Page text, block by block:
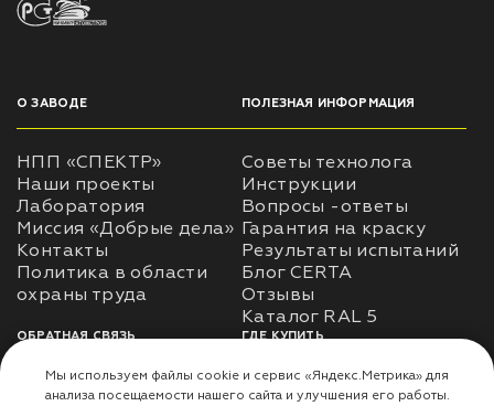
О ЗАВОДЕ
НПП «СПЕКТР»
Наши проекты
Лаборатория
Миссия «Добрые дела»
Контакты
Политика в области
ПОЛЕЗНАЯ ИНФОРМАЦИЯ
Советы технолога
Инструкции
Вопросы -ответы
Гарантия на краску
Результаты испытаний
Блог CERTA
Отзывы
Каталог RAL 5
ОБРАТНАЯ СВЯЗЬ
Использование
ГДЕ КУПИТЬ
Доставка